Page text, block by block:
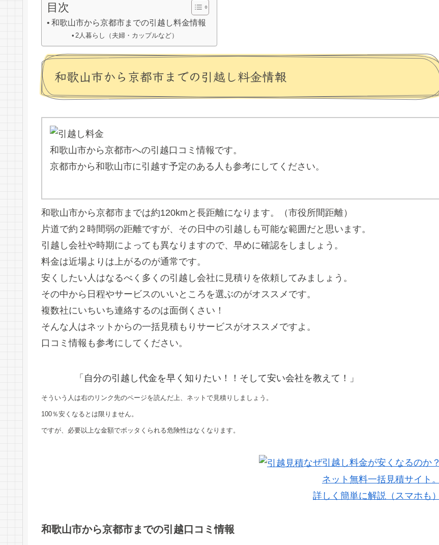
目次
和歌山市から京都市までの引越し料金情報
2人暮らし（夫婦・カップルなど）
和歌山市から京都市までの引越し料金情報
和歌山市から京都市への引越口コミ情報です。
京都市から和歌山市に引越す予定のある人も参考にしてください。
和歌山市から京都市までは約120kmと長距離になります。（市役所間距離）
片道で約２時間弱の距離ですが、その日中の引越しも可能な範囲だと思います。
引越し会社や時期によっても異なりますので、早めに確認をしましょう。
料金は近場よりは上がるのが通常です。
安くしたい人はなるべく多くの引越し会社に見積りを依頼してみましょう。
その中から日程やサービスのいいところを選ぶのがオススメです。
複数社にいちいち連絡するのは面倒くさい！
そんな人はネットからの一括見積もりサービスがオススメですよ。
口コミ情報も参考にしてください。
「自分の引越し代金を早く知りたい！！そして安い会社を教えて！」
そういう人は右のリンク先のページを読んだ上、ネットで見積りしましょう。
100％安くなるとは限りません。
ですが、必要以上な金額でボッタくられる危険性はなくなります。
なぜ引越し料金が安くなるのか？
ネット無料一括見積サイト。
詳しく簡単に解説（スマホも）
和歌山市から京都市までの引越口コミ情報